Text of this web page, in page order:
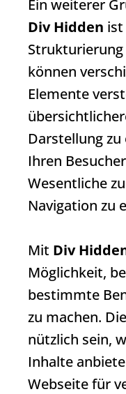
Ein weiterer
Div Hidden ist
Strukturierung
können
Elemente
Darstellung zu
Ihren
Wesentliche
Navigation zu
Mit Div
Möglichkeit,
bestimmte
zu machen.
nützlich sein,
Inhalte
Webseite für